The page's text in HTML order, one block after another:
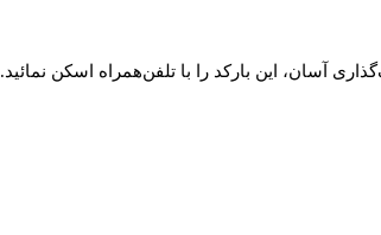
آسان، این بارکد را با تلفن‌همراه اسکن نمائید.